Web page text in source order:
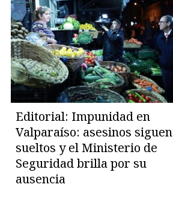
Editorial: Impunidad en
Valparaíso: asesinos siguen
sueltos y el Ministerio de
Seguridad brilla por su
ausencia